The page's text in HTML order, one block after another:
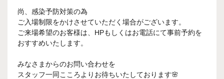
尚、感染予防対策の為
ご入場制限をかけさせていただく場合がございます。
ご来場希望のお客様は、HPもしくはお電話にて事前予約を
おすすめいたします。
みなさまからのお問い合わせを
スタッフ一同こころよりお待ちいたしております🌸